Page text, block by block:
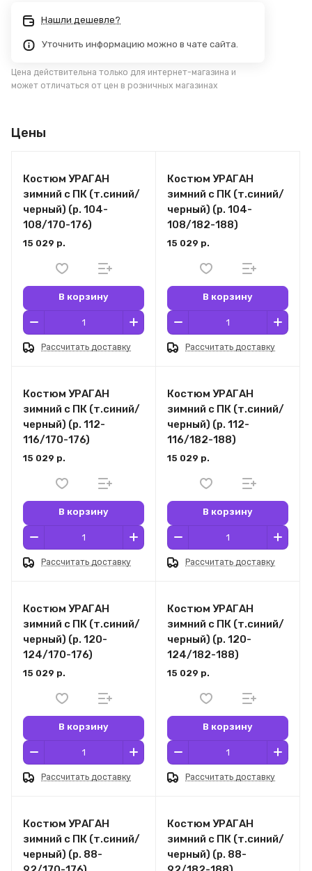
Нашли дешевле?
Уточнить информацию можно в чате сайта.
Цена действительна только для интернет-магазина и
может отличаться от цен в розничных магазинах
Цены
Костюм УРАГАН
зимний с ПК (т.синий/
черный) (р. 104-
108/170-176)
15 029 р.
В корзину
Рассчитать доставку
Костюм УРАГАН
зимний с ПК (т.синий/
черный) (р. 104-
108/182-188)
15 029 р.
В корзину
Рассчитать доставку
Костюм УРАГАН
зимний с ПК (т.синий/
черный) (р. 112-
116/170-176)
15 029 р.
В корзину
Рассчитать доставку
Костюм УРАГАН
зимний с ПК (т.синий/
черный) (р. 112-
116/182-188)
15 029 р.
В корзину
Рассчитать доставку
Костюм УРАГАН
зимний с ПК (т.синий/
черный) (р. 120-
124/170-176)
15 029 р.
В корзину
Рассчитать доставку
Костюм УРАГАН
зимний с ПК (т.синий/
черный) (р. 120-
124/182-188)
15 029 р.
В корзину
Рассчитать доставку
Костюм УРАГАН
зимний с ПК (т.синий/
черный) (р. 88-
Костюм УРАГАН
зимний с ПК (т.синий/
черный) (р. 88-